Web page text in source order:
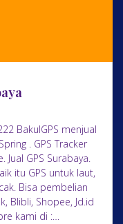
BakulGPS menjual
. GPS Tracker
Jual GPS Surabaya.
itu GPS untuk laut,
Bisa pembelian
Blibli, Shopee, Jd.id
kami di :…